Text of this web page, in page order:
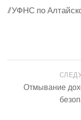
//УФНС по
Отмывание